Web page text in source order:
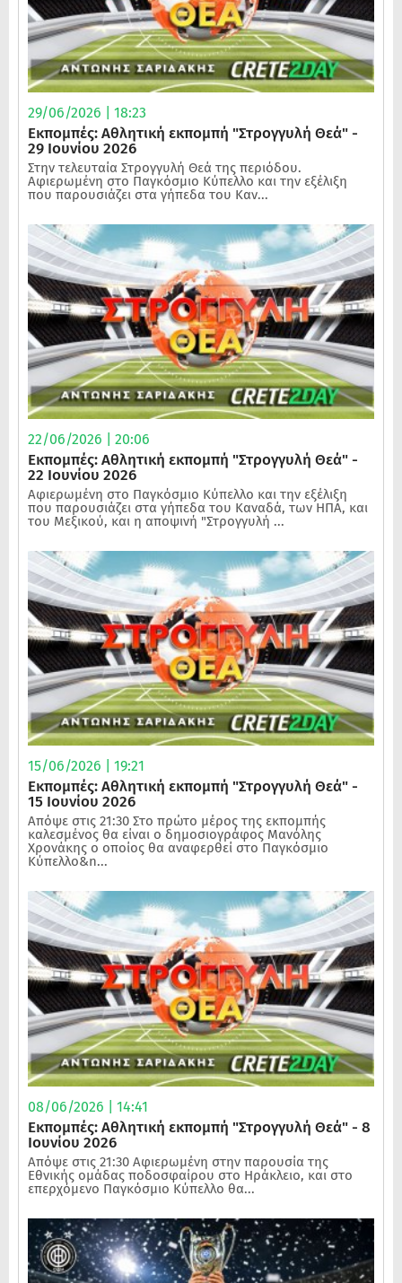
29/06/2026 | 18:23
Εκπομπές: Αθλητική εκπομπή "Στρογγυλή Θεά" -
29 Ιουνίου 2026
Στην τελευταία Στρογγυλή Θεά της περιόδου.
Αφιερωμένη στο Παγκόσμιο Κύπελλο και την εξέλιξη
που παρουσιάζει στα γήπεδα του Καν...
22/06/2026 | 20:06
Εκπομπές: Αθλητική εκπομπή "Στρογγυλή Θεά" -
22 Ιουνίου 2026
Αφιερωμένη στο Παγκόσμιο Κύπελλο και την εξέλιξη
που παρουσιάζει στα γήπεδα του Καναδά, των ΗΠΑ, και
του Μεξικού, και η αποψινή "Στρογγυλή ...
15/06/2026 | 19:21
Εκπομπές: Αθλητική εκπομπή "Στρογγυλή Θεά" -
15 Ιουνίου 2026
Απόψε στις 21:30 Στο πρώτο μέρος της εκπομπής
καλεσμένος θα είναι ο δημοσιογράφος Μανόλης
Χρονάκης ο οποίος θα αναφερθεί στο Παγκόσμιο
Κύπελλο&n...
08/06/2026 | 14:41
Εκπομπές: Αθλητική εκπομπή "Στρογγυλή Θεά" - 8
Ιουνίου 2026
Απόψε στις 21:30 Αφιερωμένη στην παρουσία της
Εθνικής ομάδας ποδοσφαίρου στο Ηράκλειο, και στο
επερχόμενο Παγκόσμιο Κύπελλο θα...